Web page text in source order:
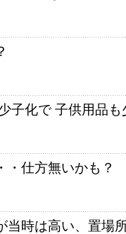
子化で 子供用品
・仕方無いかも？
当時は高い、置場